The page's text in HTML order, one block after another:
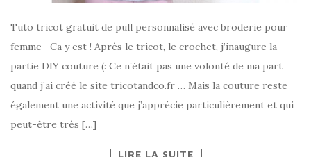
Tuto tricot gratuit de pull personnalisé avec broderie pour
femme Ca y est ! Après le tricot, le crochet, j’inaugure la
partie DIY couture (: Ce n’était pas une volonté de ma part
quand j’ai créé le site tricotandco.fr … Mais la couture reste
également une activité que j’apprécie particulièrement et qui
peut-être très […]
LIRE LA SUITE